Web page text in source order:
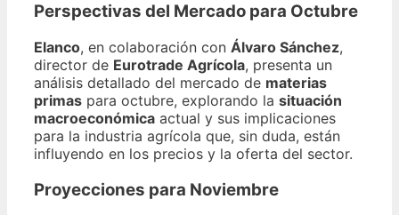
Perspectivas del Mercado para Octubre
Elanco, en colaboración con Álvaro Sánchez,
director de Eurotrade Agrícola, presenta un
análisis detallado del mercado de materias
primas para octubre, explorando la situación
macroeconómica actual y sus implicaciones
para la industria agrícola que, sin duda, están
influyendo en los precios y la oferta del sector.
Proyecciones para Noviembre